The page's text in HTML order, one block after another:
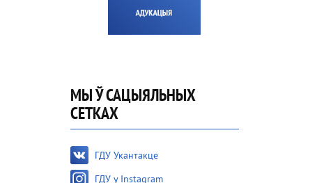
МЫ Ў САЦЫЯЛЬНЫХ
СЕТКАХ
ГДУ Укантакце
ГДУ у Instagram